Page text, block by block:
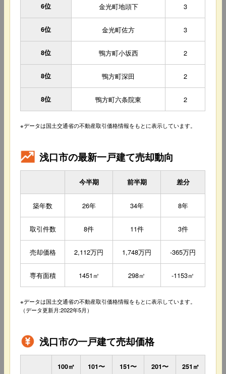
6位 金光町地頭下 3
6位 金光町佐方 3
8位 鴨方町小坂西 2
8位 鴨方町深田 2
8位 鴨方町六条院東 2
※データは国土交通省の不動産取引価格情報をもとに表示しています。
浅口市の最新一戸建て売却動向
今半期 前半期 差分
築年数 26年 34年 8年
取引件数 8件 11件 3件
売却価格 2,112万円 1,748万円 -365万円
専有面積 1451㎡ 298㎡ -1153㎡
※データは国土交通省の不動産取引価格情報をもとに表示しています。
（データ更新月:2022年5月）
浅口市の一戸建て売却価格
100㎡
101〜
151〜
201〜
251㎡